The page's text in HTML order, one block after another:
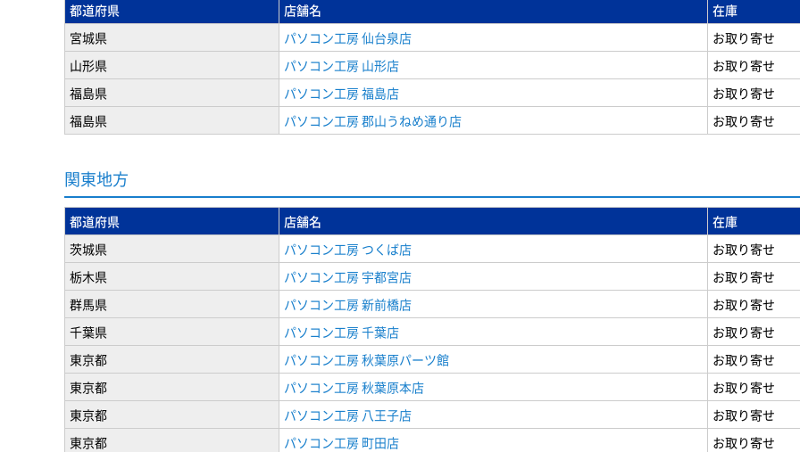
都道府県 店舗名
在庫
宮城県
パソコン工房 仙台泉店
お取り寄せ
山形県
パソコン工房 山形店
お取り寄せ
福島県
パソコン工房 福島店
お取り寄せ
福島県
パソコン工房 郡山うねめ通り店 お取り寄せ
関東地方
都道府県 店舗名
在庫
茨城県
パソコン工房 つくば店
お取り寄せ
栃木県
パソコン工房 宇都宮店
お取り寄せ
群馬県
パソコン工房 新前橋店
お取り寄せ
千葉県
パソコン工房 千葉店
お取り寄せ
東京都
パソコン工房 秋葉原パーツ館
お取り寄せ
東京都
パソコン工房 秋葉原本店
お取り寄せ
東京都
パソコン工房 八王子店
お取り寄せ
東京都
パソコン工房 町田店 お取り寄せ